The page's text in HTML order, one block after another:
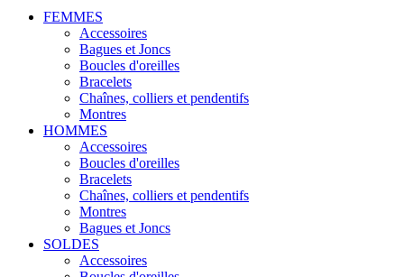
FEMMES
Accessoires
Bagues et Joncs
Boucles d'oreilles
Bracelets
Chaînes, colliers et pendentifs
Montres
HOMMES
Accessoires
Boucles d'oreilles
Bracelets
Chaînes, colliers et pendentifs
Montres
Bagues et Joncs
SOLDES
Accessoires